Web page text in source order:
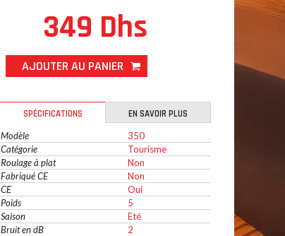
349 Dhs
AJOUTER AU PANIER
SPÉCIFICATIONS
EN SAVOIR PLUS
Modèle
350
Catégorie
Tourisme
Roulage à plat
Non
Fabriqué CE
Non
CE
Oui
Poids
5
Saison
Eté
Bruit en dB
2